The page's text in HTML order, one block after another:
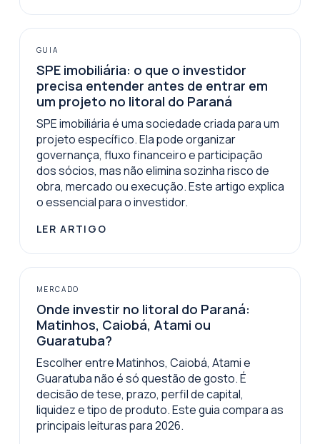
GUIA
SPE imobiliária: o que o investidor
precisa entender antes de entrar em
um projeto no litoral do Paraná
SPE imobiliária é uma sociedade criada para um
projeto específico. Ela pode organizar
governança, fluxo financeiro e participação
dos sócios, mas não elimina sozinha risco de
obra, mercado ou execução. Este artigo explica
o essencial para o investidor.
LER ARTIGO
MERCADO
Onde investir no litoral do Paraná:
Matinhos, Caiobá, Atami ou
Guaratuba?
Escolher entre Matinhos, Caiobá, Atami e
Guaratuba não é só questão de gosto. É
decisão de tese, prazo, perfil de capital,
liquidez e tipo de produto. Este guia compara as
principais leituras para 2026.